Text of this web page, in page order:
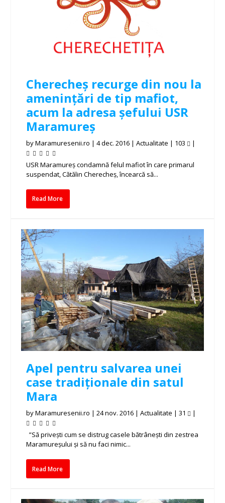
Cherecheș recurge din nou la
amenințări de tip mafiot,
acum la adresa șefului USR
Maramureș
byMaramuresenii.ro |4 dec. 2016 |Actualitate | 103 |
USR Maramureş condamnă felul mafiot în care primarul
suspendat, Cătălin Cherecheş, încearcă să...
Read More
Apel pentru salvarea unei
case tradiționale din satul
Mara
byMaramuresenii.ro |24 nov. 2016 |Actualitate |31 |
”Să privești cum se distrug casele bătrânești din zestrea
Maramureșului și să nu faci nimic...
Read More